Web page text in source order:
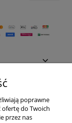
poprawne
ofertę do Twoich
przez nas